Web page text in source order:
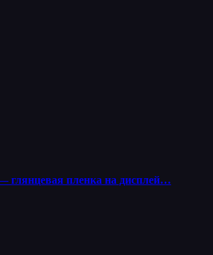
глянцевая пленка на дисплей…